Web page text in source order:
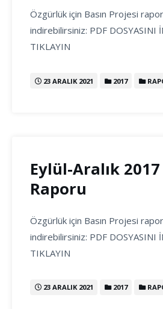
Özgürlük için Basın Projesi
indirebilirsiniz: PDF DOSYASINI
TIKLAYIN
23 ARALIK 2021 2017
Eylül-Aralık
Raporu
Özgürlük için Basın Projesi
indirebilirsiniz: PDF DOSYASINI
TIKLAYIN
23 ARALIK 2021 2017